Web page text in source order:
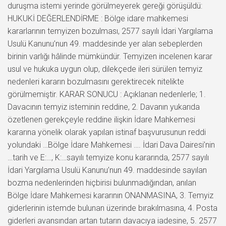
duruşma istemi yerinde görülmeyerek gereği görüşüldü:
HUKUKİ DEĞERLENDİRME : Bölge idare mahkemesi
kararlarının temyizen bozulması, 2577 sayılı İdari Yargılama
Usulü Kanunu’nun 49. maddesinde yer alan sebeplerden
birinin varlığı hâlinde mümkündür. Temyizen incelenen karar
usul ve hukuka uygun olup, dilekçede ileri sürülen temyiz
nedenleri kararın bozulmasını gerektirecek nitelikte
görülmemiştir. KARAR SONUCU : Açıklanan nedenlerle; 1.
Davacının temyiz isteminin reddine, 2. Davanın yukarıda
özetlenen gerekçeyle reddine ilişkin İdare Mahkemesi
kararına yönelik olarak yapılan istinaf başvurusunun reddi
yolundaki …Bölge İdare Mahkemesi …. İdari Dava Dairesi’nin
…tarih ve E:…, K:…sayılı temyize konu kararında, 2577 sayılı
İdari Yargılama Usulü Kanunu’nun 49. maddesinde sayılan
bozma nedenlerinden hiçbirisi bulunmadığından, anılan
Bölge İdare Mahkemesi kararının ONANMASINA, 3. Temyiz
giderlerinin istemde bulunan üzerinde bırakılmasına, 4. Posta
giderleri avansından artan tutarın davacıya iadesine, 5. 2577